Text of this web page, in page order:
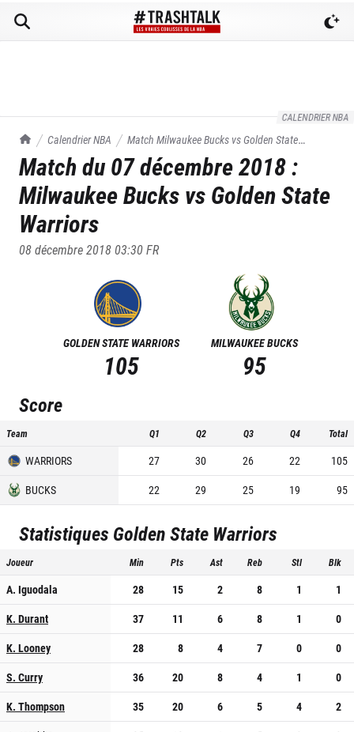
CALENDRIER NBA
TrashTalk Actu NBA
Calendrier NBA Match Milwaukee Bucks vsGolden State
Warriors du07/12/2018
Match du 07 décembre 2018:
Milwaukee Bucks vs Golden State
Warriors
08 décembre 2018 03:30FR
GOLDEN STATE WARRIORS
105
MILWAUKEE BUCKS
95
Score
Team Q1 Q2 Q3 Q4 Total
WARRIORS 27 30 26 22
105
BUCKS
22 29 25 19 95
Statistiques Golden State Warriors
Joueur Min Pts Ast Reb Stl Blk
A. Iguodala 28 15 2 8 1
1
K. Durant
37 11 6 8 1
0
K. Looney
28 8 4 7 0
0
S. Curry
36 20 8 4 1
0
K. Thompson
35 20 6 5 4
2